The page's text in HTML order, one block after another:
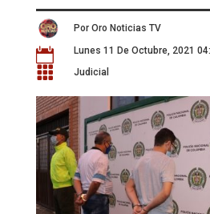
Por Oro Noticias TV
 Lunes 11 De Octubre, 2021
 Judicial